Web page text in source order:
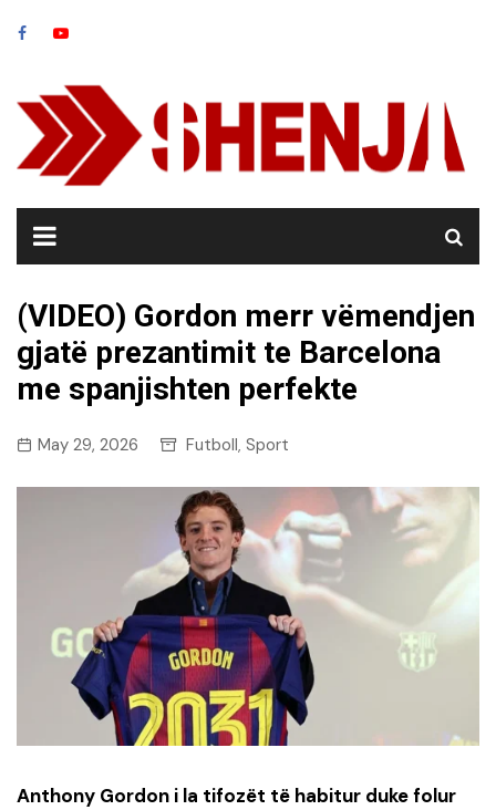
(VIDEO) Gordon merr vëmendjen
gjatë prezantimit te Barcelona
me spanjishten perfekte
May 29, 2026 Futboll, Sport
Anthony Gordon i la tifozët të habitur duke folur